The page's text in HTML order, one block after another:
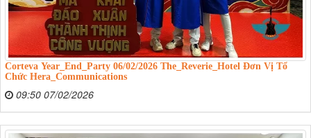
Corteva Year_End_Party 06/02/2026 The_Reverie_Hotel Đơn Vị Tổ
Chức Hera_Communications
09:50 07/02/2026